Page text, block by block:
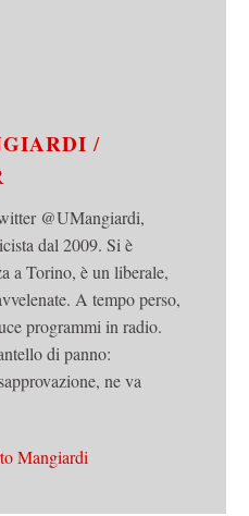
/
@UMangiardi,
dal 2009. Si è
a Torino, è un liberale,
A tempo perso,
programmi in radio.
di panno:
ne va
Mangiardi